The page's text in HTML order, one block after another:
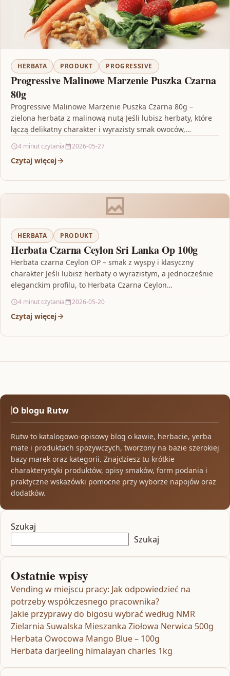
HERBATA PRODUKT PROGRESSIVE
Progressive Malinowe Marzenie Puszka Czarna
80g
Progressive Malinowe Marzenie Puszka Czarna 80g –
zielona herbata z malinową nutą Jeśli lubisz herbaty, które
łączą delikatny charakter i wyrazisty smak owoców,
4 minut czytania 2026-05-27
Czytaj więcej
HERBATA PRODUKT
Herbata Czarna Ceylon Sri Lanka Op 100g
Herbata czarna Ceylon OP – smak z wyspy i klasyczny
charakter Jeśli lubisz herbaty o wyrazistym, a jednocześnie
eleganckim profilu, to Herbata Czarna Ceylon…
4 minut czytania 2026-05-20
Czytaj więcej
O blogu Rutw
Rutw to katalogowo-opisowy blog o kawie, herbacie, yerba
mate i produktach spożywczych, tworzony na bazie szerokiej
bazy marek oraz kategorii. Znajdziesz tu krótkie
charakterystyki produktów, opisy smaków, form podania i
praktyczne wskazówki pomocne przy wyborze napojów oraz
dodatków.
Szukaj
Szukaj
Ostatnie wpisy
Vending w miejscu pracy: Jak odpowiedzieć na
potrzeby współczesnego pracownika?
Jakie przyprawy do bigosu wybrać według NMR
Zielarnia Suwalska Mieszanka Ziołowa Nerwica 500g
Herbata Owocowa Mango Blue – 100g
Herbata darjeeling himalayan charles 1kg